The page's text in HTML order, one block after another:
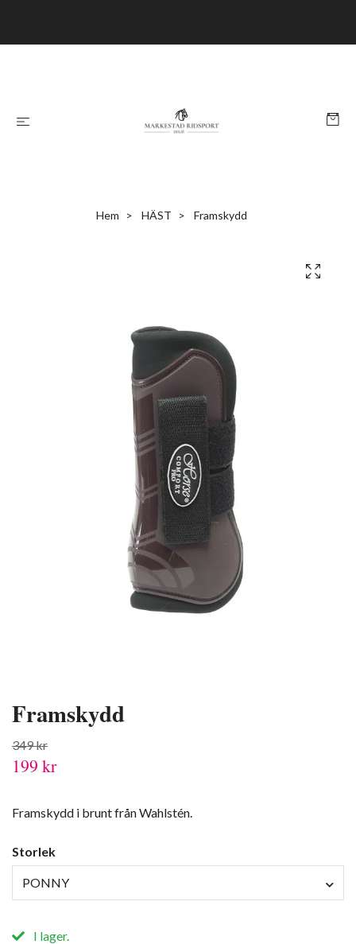
Hem HÄST Framskydd
Framskydd
349 kr
199 kr
Framskydd i brunt från Wahlstén.
Storlek
PONNY
I lager.